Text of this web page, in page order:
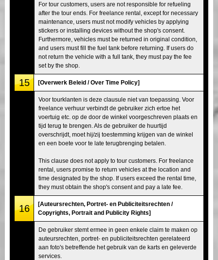
For tour customers, users are not responsible for refueling
after the tour ends. For freelance rental, except for necessary
maintenance, users must not modify vehicles by applying
stickers or installing devices without the shop's consent.
Furthermore, vehicles must be returned in original condition,
and users must fill the fuel tank before returning. If users do
not return the vehicle with a full tank, they must pay the fee
set by the shop.
15 [Overwerk Beleid / Over Time Policy]
Voor tourklanten is deze clausule niet van toepassing. Voor
freelance verhuur verbindt de gebruiker zich ertoe het
voertuig etc. op de door de winkel voorgeschreven plaats en
tijd terug te brengen. Als de gebruiker de huurtijd
overschrijdt, moet hij/zij toestemming krijgen van de winkel
en een boete voor te late terugbrenging betalen.
This clause does not apply to tour customers. For freelance
rental, users promise to return vehicles at the location and
time designated by the shop. If users exceed the rental time,
they must obtain the shop's consent and pay a late fee.
16
[Auteursrechten, Portret- en Publiciteitsrechten /
Copyrights, Portrait and Publicity Rights]
De gebruiker stemt ermee in geen enkele claim te maken op
auteursrechten, portret- en publiciteitsrechten gerelateerd
aan foto's betreffende het gebruik van de karts en geleverde
services.